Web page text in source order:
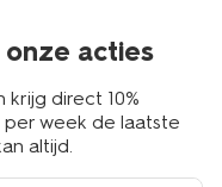
acties
direct 10%
week de laatste
altijd.